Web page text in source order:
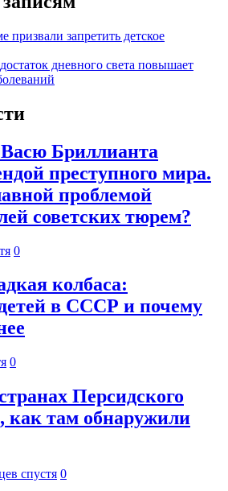
призвали запретить детское
дневного света повышает
Бриллианта
преступного мира.
проблемой
советских тюрем?
0
колбаса:
в СССР и почему
0
Персидского
как там обнаружили
спустя 0